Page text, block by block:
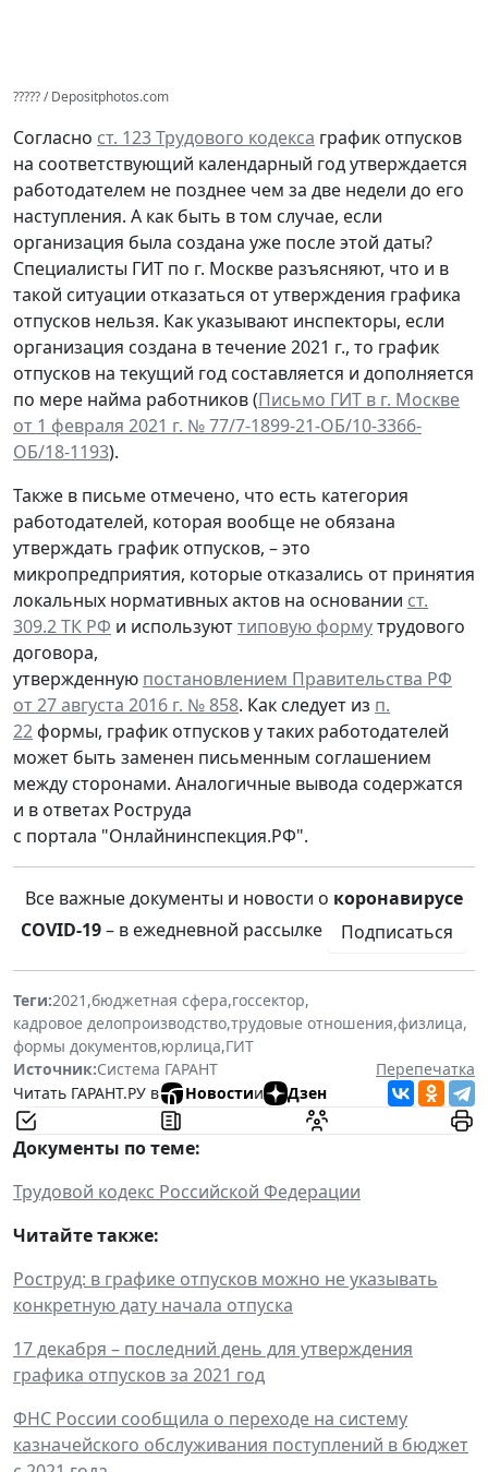
????? / Depositphotos.com
Согласно ст. 123 Трудового кодекса график отпусков
на соответствующий календарный год утверждается
работодателем не позднее чем за две недели до его
наступления. А как быть в том случае, если
организация была создана уже после этой даты?
Специалисты ГИТ по г. Москве разъясняют, что и в
такой ситуации отказаться от утверждения графика
отпусков нельзя. Как указывают инспекторы, если
организация создана в течение 2021 г., то график
отпусков на текущий год составляется и дополняется
по мере найма работников (Письмо ГИТ в г. Москве
от 1 февраля 2021 г. № 77/7-1899-21-ОБ/10-3366-
ОБ/18-1193).
Также в письме отмечено, что есть категория
работодателей, которая вообще не обязана
утверждать график отпусков, – это
микропредприятия, которые отказались от принятия
локальных нормативных актов на основании ст.
309.2 ТК РФ и используюттиповую формутрудового
договора,
утвержденную постановлением Правительства РФ
от 27 августа 2016 г. № 858. Как следует из п.
22формы, график отпусков у таких работодателей
может быть заменен письменным соглашением
между сторонами. Аналогичные вывода содержатся
и в ответах Роструда
с портала "Онлайнинспекция.РФ".
Все важные документы и новости о коронавирусе
COVID-19– в ежедневной рассылке Подписаться
Теги:2021 ,бюджетная сфера,госсектор,
кадровое делопроизводство,трудовые отношения,физлица,
формы документов,юрлица,ГИТ
Источник:Система ГАРАНТ
Перепечатка
Читать ГАРАНТ.РУ в
Новостии Дзен
Документы по теме:
Трудовой кодекс Российской Федерации
Читайте также:
Роструд: в графике отпусков можно не указывать
конкретную дату начала отпуска
17 декабря – последний день для утверждения
графика отпусков за 2021 год
ФНС России сообщила о переходе на систему
казначейского обслуживания поступлений в бюджет